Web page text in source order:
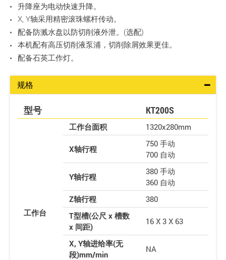
升降座为电动快速升降。
X, Y轴采用精密滚珠螺杆传动。
配备防溅水盘以防切削液外泄。(选配)
本机配有高压切削液泵浦，切削除屑效果更佳。
配备石英工作灯。
规格
型号 KT200S
工作台
工作台面积 1320x280mm
X轴行程
750 手动
700 自动
Y轴行程
380 手动
360 自动
Z轴行程
380
T型槽(公尺 x 槽数
x 间距)
16 X 3 X 63
X, Y轴进给率(无
段)mm/min
NA